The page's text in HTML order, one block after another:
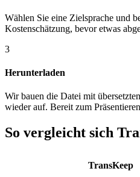
Wählen Sie eine Zielsprache und
Kostenschätzung, bevor etwas
3
Herunterladen
Wir bauen die Datei mit
wieder auf. Bereit zum
So vergleicht sich
TransKeep